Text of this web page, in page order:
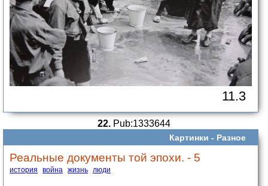
11.3
22. Pub:1333644
Картинки - Разное
Реальные документы той эпохи. - 5
история война жизнь люди